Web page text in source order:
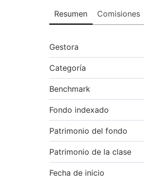
Resumen Comisiones
Gestora
Categoría
Benchmark
Fondo indexado
Patrimonio del fondo
Patrimonio de la clase
Fecha de inicio